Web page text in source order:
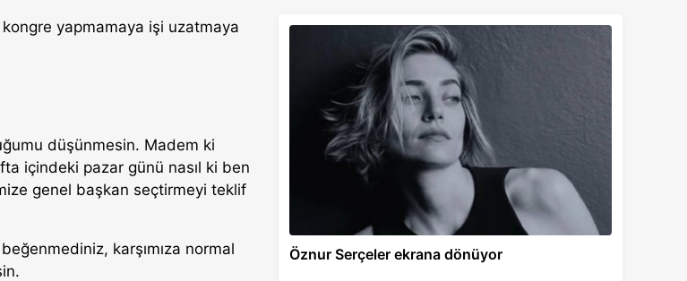
yapmamaya işi uzatmaya
düşünmesin. Madem ki
içindeki pazar günü nasıl ki ben
genel başkan seçtirmeyi teklif
karşımıza normal
Öznur Serçeler ekrana dönüyor